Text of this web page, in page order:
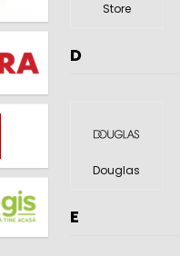
Store
D
Douglas
E